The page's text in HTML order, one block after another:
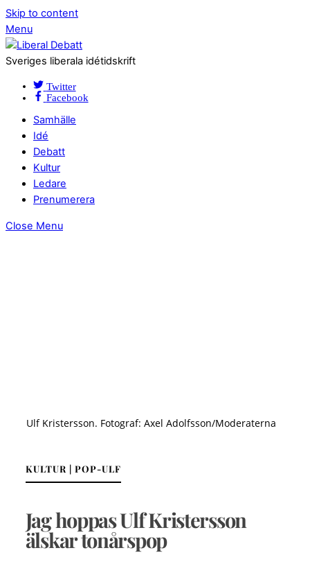
Skip to content
Menu
Sveriges liberala idétidskrift
Twitter
Facebook
Samhälle
Idé
Debatt
Kultur
Ledare
Prenumerera
Close Menu
Ulf Kristersson. Fotograf: Axel Adolfsson/Moderaterna
KULTUR | POP-ULF
Jag hoppas Ulf Kristersson
älskar tonårspop